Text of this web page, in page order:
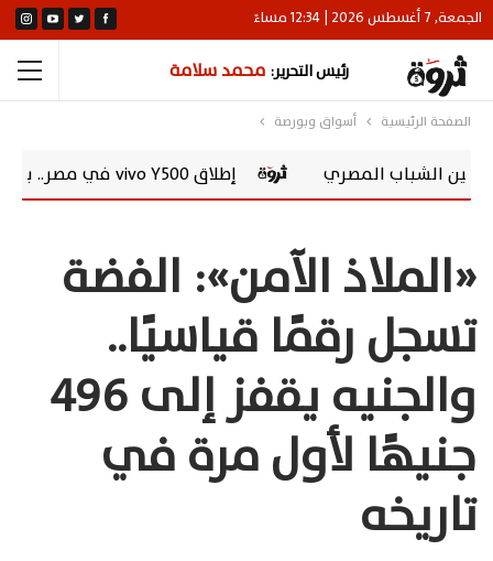
الجمعة, 7 أغسطس 2026 | 12:34 مساءً
رئيس التحرير: محمد سلامة
الصفحة الرئيسية أسواق وبورصة
إطلاق vivo Y500 في مصر.. بطارية 8100 مللي أمبير وشاشة AMOLED 120 هرتز
«الملاذ الآمن»: الفضة
تسجل رقمًا قياسيًا..
والجنيه يقفز إلى 496
جنيهًا لأول مرة في
تاريخه